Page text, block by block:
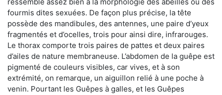
fourmis dites sexuées. De façon plus précise, la tête
possède des mandibules, des antennes, une paire d’yeux
fragmentés et d’ocelles, trois pour ainsi dire, infrarouges.
Le thorax comporte trois paires de pattes et deux paires
d’ailes de nature membraneuse. L’abdomen de la guêpe est
pigmenté de couleurs visibles, car vives, et à son
extrémité, on remarque, un aiguillon relié à une poche à
venin. Pourtant les Guêpes à galles, et les Guêpes